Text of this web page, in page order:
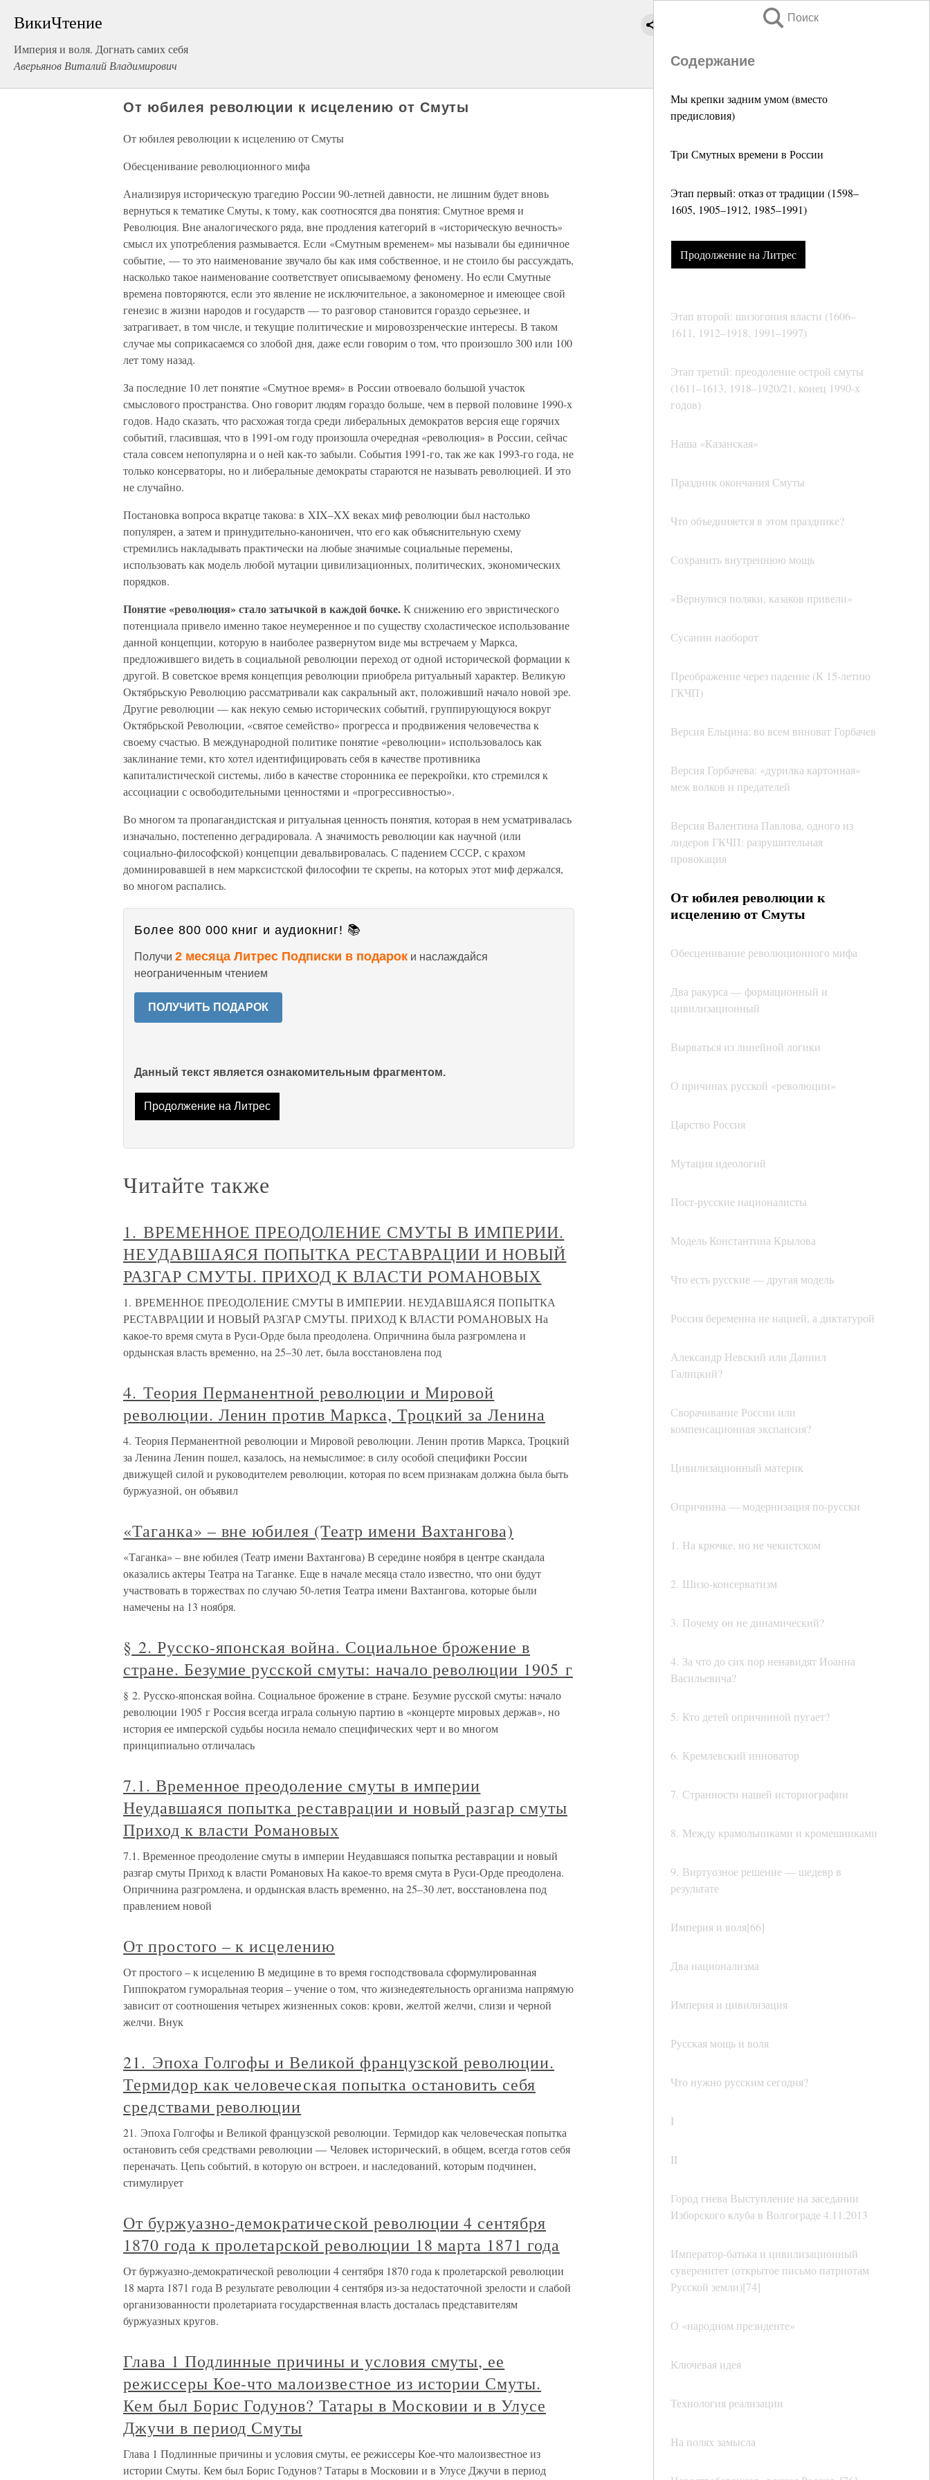
ВикиЧтение
Империя и воля. Догнать самих себя
Аверьянов Виталий Владимирович
Поиск
Содержание
Мы крепки задним умом (вместо
предисловия)
Три Смутных времени в России
Этап первый: отказ от традиции (1598–
1605, 1905–1912, 1985–1991)
Продолжение на Литрес
Этап второй: шизогония власти (1606–
1611, 1912–1918, 1991–1997)
Этап третий: преодоление острой смуты
(1611–1613, 1918–1920/21, конец 1990-х
годов)
Наша «Казанская»
Праздник окончания Смуты
Что объединяется в этом празднике?
Сохранить внутреннюю мощь
«Вернулися поляки, казаков привели»
Сусанин наоборот
Преображение через падение (К 15-летию
ГКЧП)
Версия Ельцина: во всем виноват Горбачев
Версия Горбачева: «дурилка картонная»
меж волков и предателей
Версия Валентина Павлова, одного из
лидеров ГКЧП: разрушительная
провокация
От юбилея революции к
исцелению от Смуты
Обесценивание революционного мифа
Два ракурса — формационный и
цивилизационный
Вырваться из линейной логики
О причинах русской «революции»
Царство Россия
Мутация идеологий
Пост-русские националисты
Модель Константина Крылова
Что есть русские — другая модель
Россия беременна не нацией, а диктатурой
Александр Невский или Даниил
Галицкий?
Сворачивание России или
компенсационная экспансия?
Цивилизационный материк
Опричнина — модернизация по-русски
1. На крючке, но не чекистском
2. Шизо-консерватизм
3. Почему он не динамический?
4. За что до сих пор ненавидят Иоанна
Васильевича?
5. Кто детей опричниной пугает?
6. Кремлевский инноватор
7. Странности нашей историографии
8. Между крамольниками и кромешниками
9. Виртуозное решение — шедевр в
результате
Империя и воля[66]
Два национализма
Империя и цивилизация
Русская мощь и воля
Что нужно русским сегодня?
I
II
Город гнева Выступление на заседании
Изборского клуба в Волгограде 4.11.2013
Император-батька и цивилизационный
суверенитет (открытое письмо патриотам
Русской земли)[74]
О «народном президенте»
Ключевая идея
Технология реализации
На полях замысла
От юбилея революции к исцелению от Смуты
От юбилея революции к исцелению от Смуты
Обесценивание революционного мифа
Анализируя историческую трагедию России 90-летней давности, не лишним будет вновь
вернуться к тематике Смуты, к тому, как соотносятся два понятия: Смутное время и
Революция. Вне аналогического ряда, вне продления категорий в «историческую вечность»
смысл их употребления размывается. Если «Смутным временем» мы называли бы единичное
событие, — то это наименование звучало бы как имя собственное, и не стоило бы рассуждать,
насколько такое наименование соответствует описываемому феномену. Но если Смутные
времена повторяются, если это явление не исключительное, а закономерное и имеющее свой
генезис в жизни народов и государств — то разговор становится гораздо серьезнее, и
затрагивает, в том числе, и текущие политические и мировоззренческие интересы. В таком
случае мы соприкасаемся со злобой дня, даже если говорим о том, что произошло 300 или 100
лет тому назад.
За последние 10 лет понятие «Смутное время» в России отвоевало большой участок
смыслового пространства. Оно говорит людям гораздо больше, чем в первой половине 1990-х
годов. Надо сказать, что расхожая тогда среди либеральных демократов версия еще горячих
событий, гласившая, что в 1991-ом году произошла очередная «революция» в России, сейчас
стала совсем непопулярна и о ней как-то забыли. События 1991-го, так же как 1993-го года, не
только консерваторы, но и либеральные демократы стараются не называть революцией. И это
не случайно.
Постановка вопроса вкратце такова: в XIX–XX веках миф революции был настолько
популярен, а затем и принудительно-каноничен, что его как объяснительную схему
стремились накладывать практически на любые значимые социальные перемены,
использовать как модель любой мутации цивилизационных, политических, экономических
порядков.
Понятие «революция» стало затычкой в каждой бочке.К снижению его эвристического
потенциала привело именно такое неумеренное и по существу схоластическое использование
данной концепции, которую в наиболее развернутом виде мы встречаем у Маркса,
предложившего видеть в социальной революции переход от одной исторической формации к
другой. В советское время концепция революции приобрела ритуальный характер. Великую
Октябрьскую Революцию рассматривали как сакральный акт, положивший начало новой эре.
Другие революции — как некую семью исторических событий, группирующуюся вокруг
Октябрьской Революции, «святое семейство» прогресса и продвижения человечества к
своему счастью. В международной политике понятие «революции» использовалось как
заклинание теми, кто хотел идентифицировать себя в качестве противника
капиталистической системы, либо в качестве сторонника ее перекройки, кто стремился к
ассоциации с освободительными ценностями и «прогрессивностью».
Во многом та пропагандистская и ритуальная ценность понятия, которая в нем усматривалась
изначально, постепенно деградировала. А значимость революции как научной (или
социально-философской) концепции девальвировалась. С падением СССР, с крахом
доминировавшей в нем марксистской философии те скрепы, на которых этот миф держался,
во многом распались.
Более 800 000 книг и аудиокниг! 📚
Получи 2 месяца Литрес Подписки в подарок и наслаждайся
неограниченным чтением
ПОЛУЧИТЬ ПОДАРОК
Данный текст является ознакомительным фрагментом.
Продолжение на Литрес
Читайте также
1. ВРЕМЕННОЕ ПРЕОДОЛЕНИЕ СМУТЫ В ИМПЕРИИ.
НЕУДАВШАЯСЯ ПОПЫТКА РЕСТАВРАЦИИ И НОВЫЙ
РАЗГАР СМУТЫ. ПРИХОД К ВЛАСТИ РОМАНОВЫХ
1. ВРЕМЕННОЕ ПРЕОДОЛЕНИЕ СМУТЫ В ИМПЕРИИ. НЕУДАВШАЯСЯ ПОПЫТКА
РЕСТАВРАЦИИ И НОВЫЙ РАЗГАР СМУТЫ. ПРИХОД К ВЛАСТИ РОМАНОВЫХ На
какое-то время смута в Руси-Орде была преодолена. Опричнина была разгромлена и
ордынская власть временно, на 25–30 лет, была восстановлена под
4. Теория Перманентной революции и Мировой
революции. Ленин против Маркса, Троцкий за Ленина
4. Теория Перманентной революции и Мировой революции. Ленин против Маркса, Троцкий
за Ленина Ленин пошел, казалось, на немыслимое: в силу особой специфики России
движущей силой и руководителем революции, которая по всем признакам должна была быть
буржуазной, он объявил
«Таганка» – вне юбилея (Театр имени Вахтангова)
«Таганка» – вне юбилея (Театр имени Вахтангова) В середине ноября в центре скандала
оказались актеры Театра на Таганке. Еще в начале месяца стало известно, что они будут
участвовать в торжествах по случаю 50-летия Театра имени Вахтангова, которые были
намечены на 13 ноября.
§ 2. Русско-японская война. Социальное брожение в
стране. Безумие русской смуты: начало революции 1905 г
§ 2. Русско-японская война. Социальное брожение в стране. Безумие русской смуты: начало
революции 1905 г Россия всегда играла сольную партию в «концерте мировых держав», но
история ее имперской судьбы носила немало специфических черт и во многом
принципиально отличалась
7.1. Временное преодоление смуты в империи
Неудавшаяся попытка реставрации и новый разгар смуты
Приход к власти Романовых
7.1. Временное преодоление смуты в империи Неудавшаяся попытка реставрации и новый
разгар смуты Приход к власти Романовых На какое-то время смута в Руси-Орде преодолена.
Опричнина разгромлена, и ордынская власть временно, на 25–30 лет, восстановлена под
правлением новой
От простого – к исцелению
От простого – к исцелению В медицине в то время господствовала сформулированная
Гиппократом гуморальная теория – учение о том, что жизнедеятельность организма напрямую
зависит от соотношения четырех жизненных соков: крови, желтой желчи, слизи и черной
желчи. Внук
21. Эпоха Голгофы и Великой французской революции.
Термидор как человеческая попытка остановить себя
средствами революции
21. Эпоха Голгофы и Великой французской революции. Термидор как человеческая попытка
остановить себя средствами революции — Человек исторический, в общем, всегда готов себя
переначать. Цепь событий, в которую он встроен, и наследований, которым подчинен,
стимулирует
От буржуазно-демократической революции 4 сентября
1870 года к пролетарской революции 18 марта 1871 года
От буржуазно-демократической революции 4 сентября 1870 года к пролетарской революции
18 марта 1871 года В результате революции 4 сентября из-за недостаточной зрелости и слабой
организованности пролетариата государственная власть досталась представителям
буржуазных кругов.
Глава 1 Подлинные причины и условия смуты, ее
режиссеры Кое-что малоизвестное из истории Смуты.
Кем был Борис Годунов? Татары в Московии и в Улусе
Джучи в период Смуты
Глава 1 Подлинные причины и условия смуты, ее режиссеры Кое-что малоизвестное из
истории Смуты. Кем был Борис Годунов? Татары в Московии и в Улусе Джучи в период